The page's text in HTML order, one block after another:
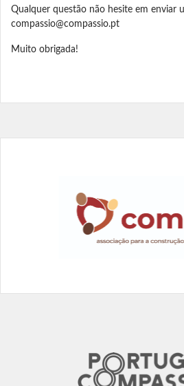
Qualquer questão não hesite em enviar
compassio@compassio.pt
Muito obrigada!